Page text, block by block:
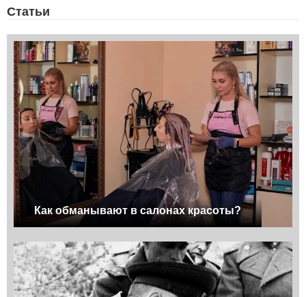
Статьи
Как обманывают в салонах красоты?